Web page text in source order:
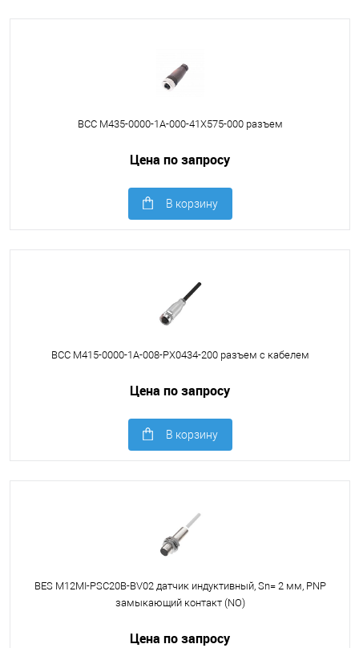
BCC M435-0000-1A-000-41X575-000 разъем
Цена по запросу
В корзину
BCC M415-0000-1A-008-PX0434-200 разъем с кабелем
Цена по запросу
В корзину
BES M12MI-PSC20B-BV02 датчик индуктивный, Sn= 2 мм, PNP
замыкающий контакт (NO)
Цена по запросу